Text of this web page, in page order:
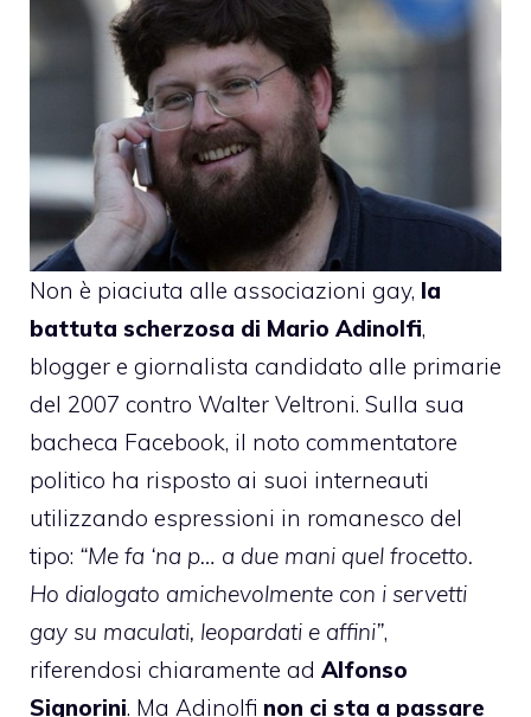
Non è piaciuta alle associazioni gay, la
battuta scherzosa di Mario Adinolfi,
blogger e giornalista candidato alle primarie
del 2007 contro Walter Veltroni. Sulla sua
bacheca Facebook, il noto commentatore
politico ha risposto ai suoi interneauti
utilizzando espressioni in romanesco del
tipo: “Me fa ‘na p… a due mani quel frocetto.
Ho dialogato amichevolmente con i servetti
gay su maculati, leopardati e affini”,
riferendosi chiaramente ad Alfonso
Signorini. Ma Adinolfi non ci sta a passare